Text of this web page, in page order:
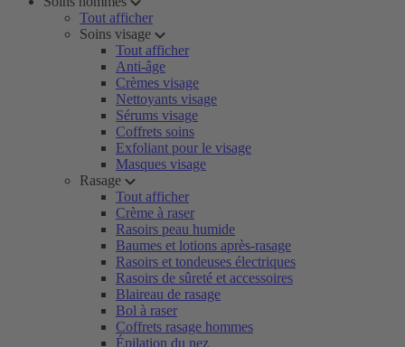
Tout afficher
Soins visage
Tout afficher
Anti-âge
Crèmes visage
Nettoyants visage
Sérums visage
Coffrets soins
Exfoliant pour le visage
Masques visage
Rasage
Tout afficher
Crème à raser
Rasoirs peau humide
Baumes et lotions après-rasage
Rasoirs et tondeuses électriques
Rasoirs de sûreté et accessoires
Blaireau de rasage
Bol à raser
Coffrets rasage hommes
Épilation du nez